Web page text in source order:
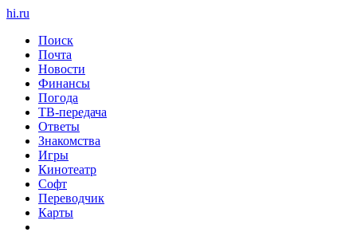
hi.ru
Поиск
Почта
Новости
Финансы
Погода
ТВ-передача
Ответы
Знакомства
Игры
Кинотеатр
Софт
Переводчик
Карты